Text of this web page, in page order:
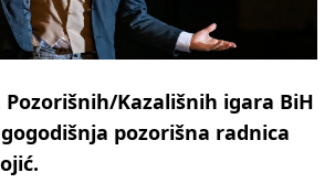
Pozorišnih/Kazališnih igara BiH
pozorišna radnica